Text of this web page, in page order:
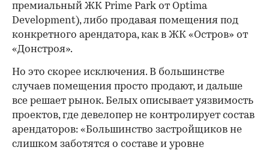
премиальный ЖК Prime Park от Optima
Development), либо продавая помещения под
конкретного арендатора, как в ЖК «Остров» от
«Донстроя».
Но это скорее исключения. В большинстве
случаев помещения просто продают, и дальше
все решает рынок. Белых описывает уязвимость
проектов, где девелопер не контролирует состав
арендаторов: «Большинство застройщиков не
слишком заботятся о составе и уровне